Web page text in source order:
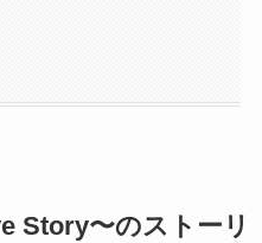
Story〜のストーリ